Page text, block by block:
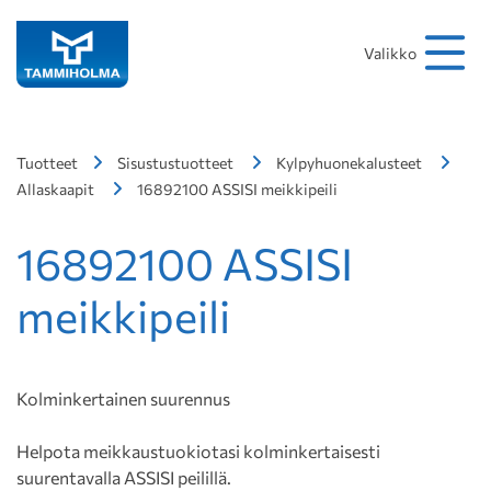
Valikko
Tuotteet Sisustustuotteet
Kylpyhuonekalusteet
Allaskaapit
16892100 ASSISI meikkipeili
16892100 ASSISI
meikkipeili
Kolminkertainen suurennus
Helpota meikkaustuokiotasi kolminkertaisesti
suurentavalla ASSISI peilillä.